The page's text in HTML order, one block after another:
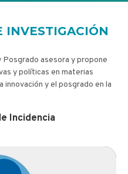
INVESTIGACIÓN
asesora y propone
y políticas en materias
innovación y el posgrado en la
Incidencia